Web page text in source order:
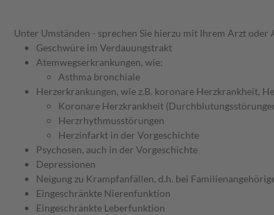
Unter Umständen - sprechen Sie hierzu mit Ihrem Arzt oder
Geschwüre im Verdauungstrakt
Atemwegserkrankungen, wie:
Asthma bronchiale
Herzerkrankungen, wie z.B. koronare Herzkrankheit,
Koronare Herzkrankheit
Herzrhythmusstörungen
Herzinfarkt in der Vorgeschichte
Psychosen, auch in der Vorgeschichte
Depressionen
Neigung zu Krampfanfällen, d.h. bei
Eingeschränkte Nierenfunktion
Eingeschränkte Leberfunktion